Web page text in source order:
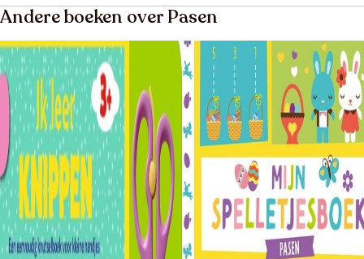
Andere boeken over Pasen